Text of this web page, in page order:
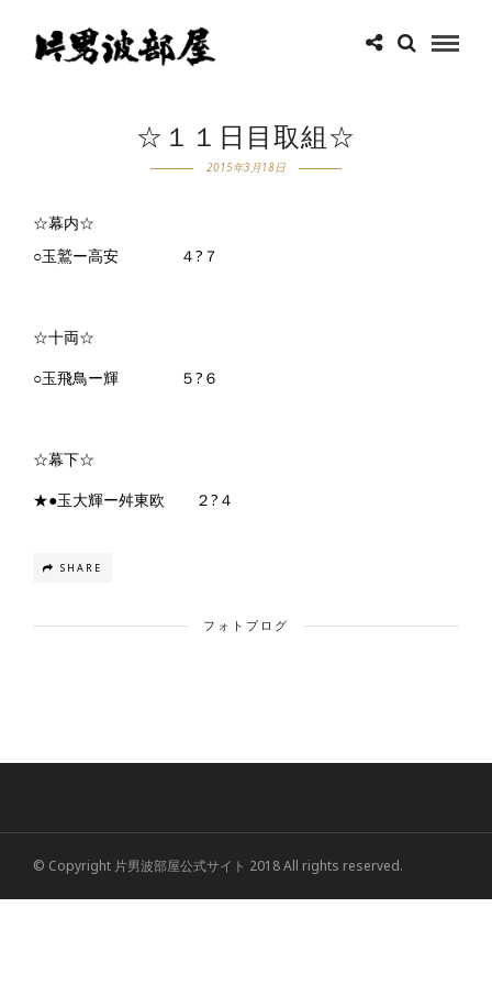
☆１１日目取組☆
2015年3月18日
☆幕内☆
○玉鷲ー高安 ４?７
☆十両☆
○玉飛鳥ー輝 ５?６
☆幕下☆
★●玉大輝ー舛東欧 ２?４
SHARE
フォトブログ
© Copyright 片男波部屋公式サイト 2018 All rights reserved.